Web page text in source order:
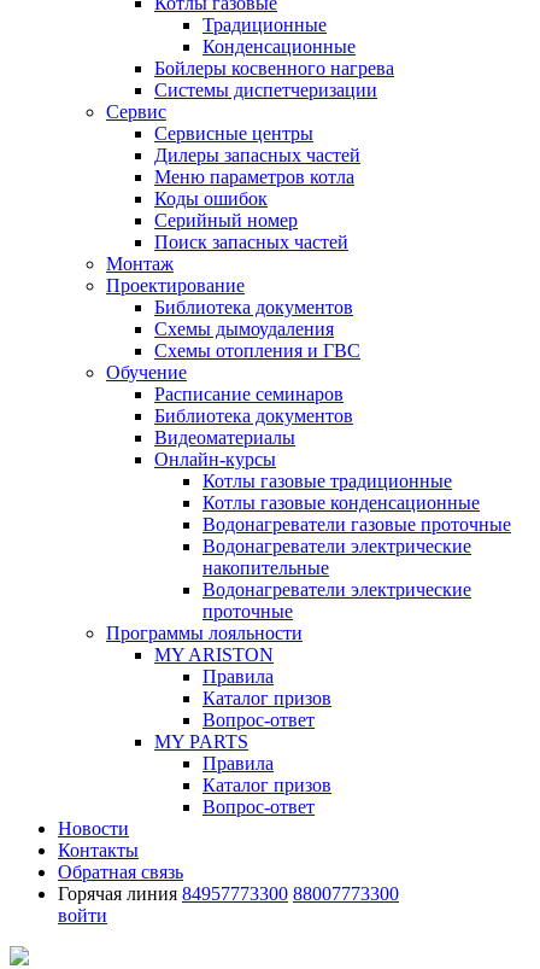
Традиционные
Конденсационные
Бойлеры косвенного нагрева
Системы диспетчеризации
Сервис
Сервисные центры
Дилеры запасных частей
Меню параметров котла
Коды ошибок
Серийный номер
Поиск запасных частей
Монтаж
Проектирование
Библиотека документов
Схемы дымоудаления
Схемы отопления и ГВС
Обучение
Расписание семинаров
Библиотека документов
Видеоматериалы
Онлайн-курсы
Котлы газовые традиционные
Котлы газовые конденсационные
Водонагреватели газовые проточные
Водонагреватели электрические
накопительные
Водонагреватели электрические
проточные
Программы лояльности
MY ARISTON
Правила
Каталог призов
Вопрос-ответ
MY PARTS
Правила
Каталог призов
Вопрос-ответ
Новости
Контакты
Обратная связь
Горячая линия 84957773300 88007773300
войти